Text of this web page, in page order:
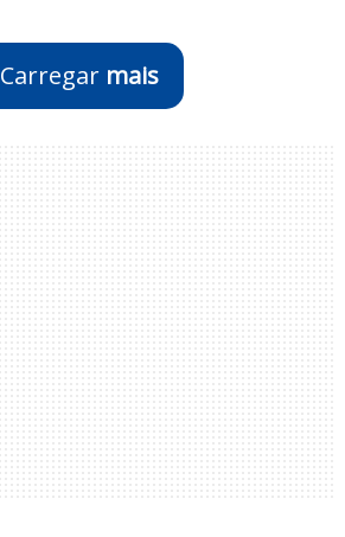
Carregar mais